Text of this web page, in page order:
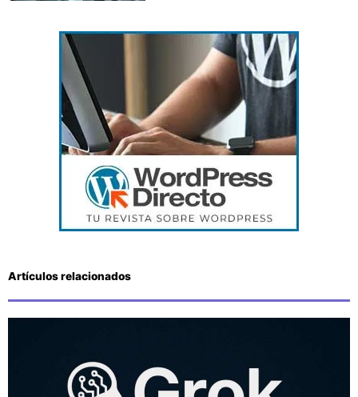
Artículos relacionados